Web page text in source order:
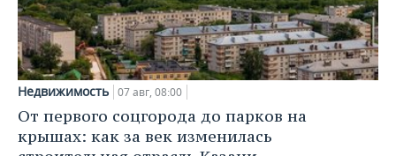
Недвижимость 07 авг, 08:00
От первого соцгорода до парков на
крышах: как за век изменилась